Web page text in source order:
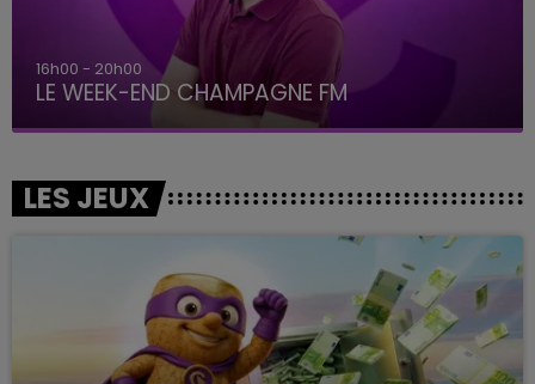
16h00 - 20h00
LE WEEK-END CHAMPAGNE FM
LES JEUX